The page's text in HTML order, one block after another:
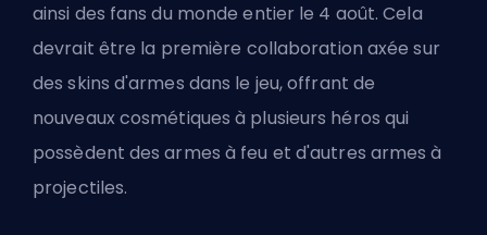
ainsi des fans du monde entier le 4 août. Cela
devrait être la première collaboration axée sur
des skins d'armes dans le jeu, offrant de
nouveaux cosmétiques à plusieurs héros qui
possèdent des armes à feu et d'autres armes à
projectiles.